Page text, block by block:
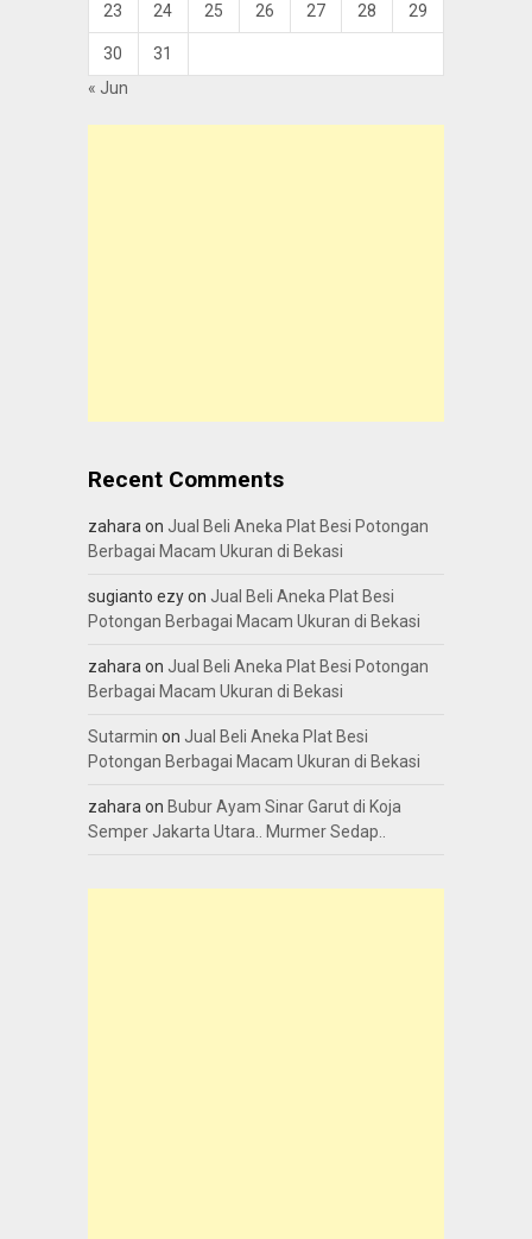
23 24 25 26 27 28 29
30
31
« Jun
Recent Comments
zahara on Jual Beli Aneka Plat Besi Potongan
Berbagai Macam Ukuran di Bekasi
sugianto ezyon Jual Beli Aneka Plat Besi
Potongan Berbagai Macam Ukuran di Bekasi
zahara on Jual Beli Aneka Plat Besi Potongan
Berbagai Macam Ukuran di Bekasi
Sutarmin on Jual Beli Aneka Plat Besi
Potongan Berbagai Macam Ukuran di Bekasi
zahara on Bubur Ayam Sinar Garut di Koja
Semper Jakarta Utara.. Murmer Sedap..